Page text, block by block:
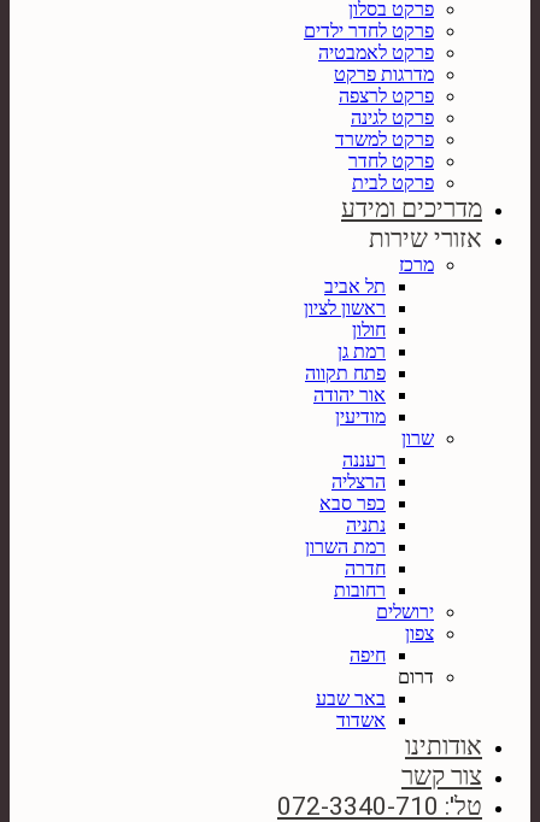
פרקט בסלון
פרקט לחדר ילדים
פרקט לאמבטיה
מדרגות פרקט
פרקט לרצפה
פרקט לגינה
פרקט למשרד
פרקט לחדר
פרקט לבית
מדריכים ומידע
אזורי שירות
מרכז
תל אביב
ראשון לציון
חולון
רמת גן
פתח תקווה
אור יהודה
מודיעין
שרון
רעננה
הרצליה
כפר סבא
נתניה
רמת השרון
חדרה
רחובות
ירושלים
צפון
חיפה
דרום
באר שבע
אשדוד
אודותינו
צור קשר
טל': 072-3340-710